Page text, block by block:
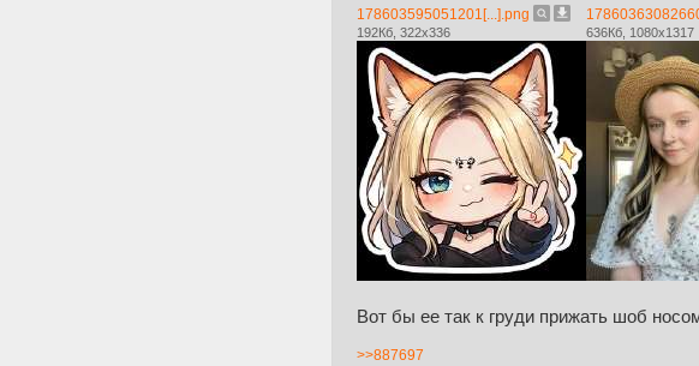
178603595051201[...].png
192Кб, 322x336 636Кб, 1080x1317
Вот бы ее так к груди прижать шоб
>>887697